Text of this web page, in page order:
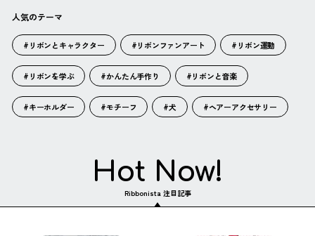
人気のテーマ
#リボンとキャラクター #リボンファンアート #リボン運動
#リボンを学ぶ #かんたん手作り #リボンと音楽
#キーホルダー #モチーフ #犬 #ヘアーアクセサリー
Hot Now!
Ribbonista 注目記事